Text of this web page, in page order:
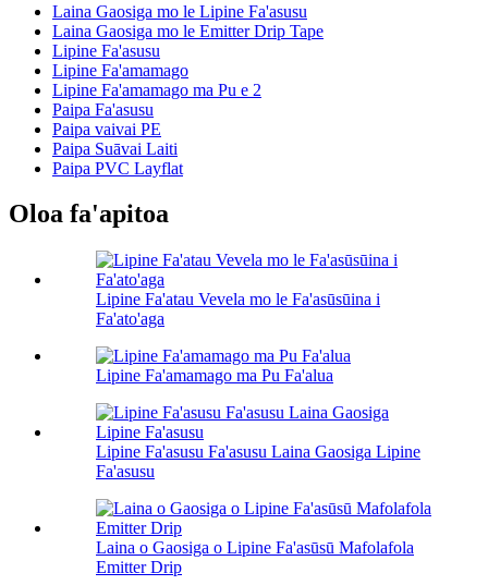
Laina Gaosiga mo le Lipine Fa'asusu
Laina Gaosiga mo le Emitter Drip Tape
Lipine Fa'asusu
Lipine Fa'amamago
Lipine Fa'amamago ma Pu e 2
Paipa Fa'asusu
Paipa vaivai PE
Paipa Suāvai Laiti
Paipa PVC Layflat
Oloa fa'apitoa
Lipine Fa'atau Vevela mo le Fa'asūsūina i
Fa'ato'aga
Lipine Fa'amamago ma Pu Fa'alua
Lipine Fa'asusu Fa'asusu Laina Gaosiga Lipine
Fa'asusu
Laina o Gaosiga o Lipine Fa'asūsū Mafolafola
Emitter Drip